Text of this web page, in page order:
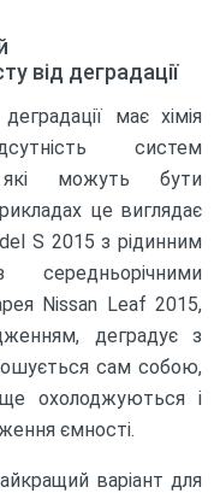
від деградації
має хімія
систем
які можуть бути
це виглядає
S 2015 з рідинним
Nissan Leaf 2015,
деградує з
сам собою,
охолоджуються і
ємності.
варіант для